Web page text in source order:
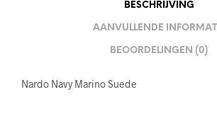
BESCHRIJVING
AANVULLENDE
BEOORDELINGEN (0)
Nardo Navy Marino Suede